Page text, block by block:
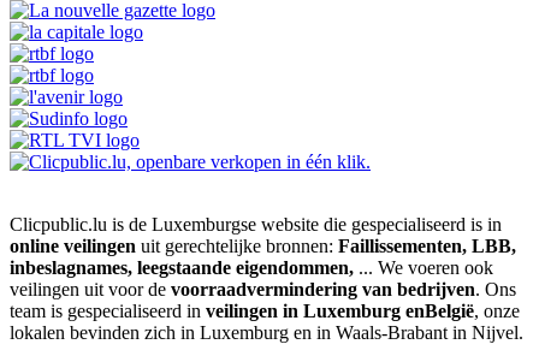
Clicpublic.lu is de Luxemburgse website die gespecialiseerd is in
online veilingen uit gerechtelijke bronnen: Faillissementen, LBB,
inbeslagnames, leegstaande eigendommen, ... We voeren ook
veilingen uit voor de voorraadvermindering van bedrijven. Ons
team is gespecialiseerd in veilingen in Luxemburg enBelgië, onze
lokalen bevinden zich in Luxemburg en in Waals-Brabant in Nijvel.